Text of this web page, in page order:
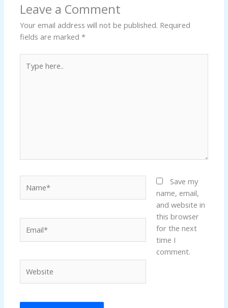
Leave a Comment
Your email address will not be published. Required
fields are marked*
here..
Save my
name, email,
and website in
this browser
for the next
time I
comment.